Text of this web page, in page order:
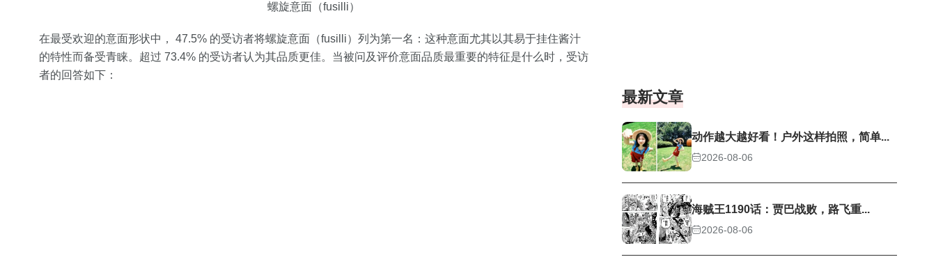
螺旋意面（fusilli）
在最受欢迎的意面形状中， 47.5% 的受访者将螺旋意面（fusilli）列为第一名：这种意面尤其以其易于挂住酱汁
的特性而备受青睐。超过 73.4% 的受访者认为其品质更佳。当被问及评价意面品质最重要的特征是什么时，受访
者的回答如下：
最新文章
动作越大越好看！户外这样拍照，简单...
2026-08-06
海贼王1190话：贾巴战败，路飞重...
2026-08-06